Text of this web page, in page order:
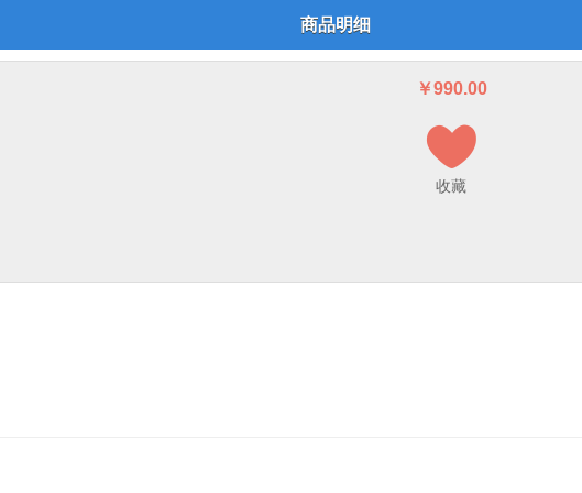
商品明细
￥990.00
Ū
收藏